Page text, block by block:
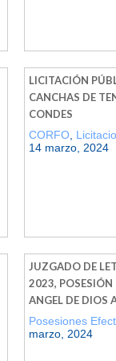
LICITACIÓN
CANCHAS DE
CONDES
CORFO
14 marzo, 2024
JUZGADO DE
2023, POSESIÓN
ANGEL DE DIOS
Posesiones
marzo, 2024